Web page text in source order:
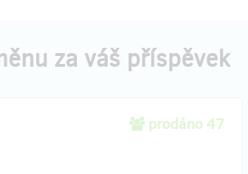
za váš příspěvek
prodáno 47